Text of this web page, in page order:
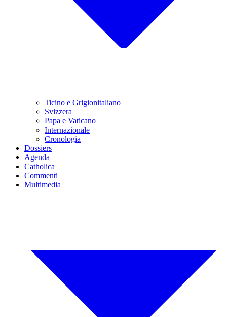
Ticino e Grigionitaliano
Svizzera
Papa e Vaticano
Internazionale
Cronologia
Dossiers
Agenda
Catholica
Commenti
Multimedia